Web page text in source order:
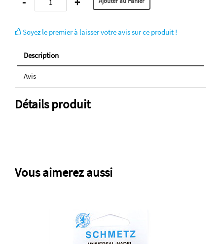
Soyez le premier à laisser votre avis sur ce produit !
Description
Avis
Détails produit
Vous aimerez aussi